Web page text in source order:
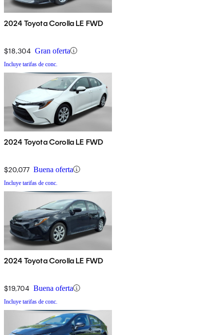
2024 Toyota Corolla LE FWD
$18,304 Gran oferta
Incluye tarifas de conc.
2024 Toyota Corolla LE FWD
$20,077 Buena oferta
Incluye tarifas de conc.
2024 Toyota Corolla LE FWD
$19,704 Buena oferta
Incluye tarifas de conc.